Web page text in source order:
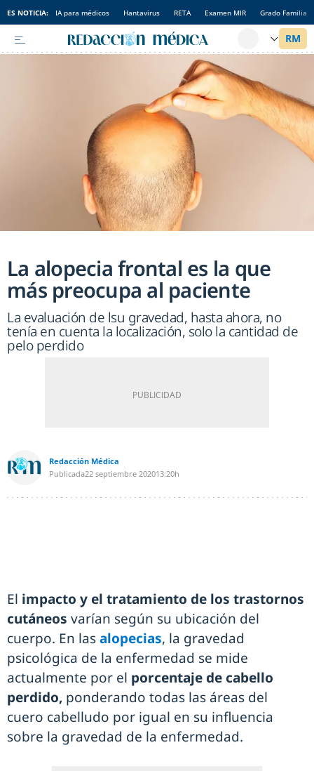
ES NOTICIA: IA para médicos Hantavirus RETA Examen MIR Grado Familia
La alopecia frontal es la que
más preocupa al paciente
La evaluación de lsu gravedad, hasta ahora, no
tenía en cuenta la localización, solo la cantidad de
pelo perdido
Redacción Médica
Publicada22 septiembre 202013:20h
El impacto y el tratamiento de los trastornos
cutáneos varían según su ubicación del
cuerpo. En lasalopecias, la gravedad
psicológica de la enfermedad se mide
actualmente por el porcentaje de cabello
perdido, ponderando todas las áreas del
cuero cabelludo por igual en su influencia
sobre la gravedad de la enfermedad.